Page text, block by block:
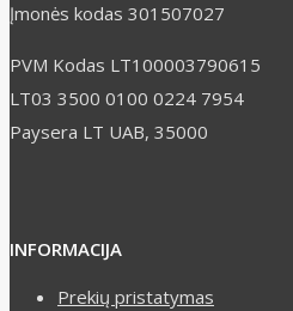
Įmonės kodas 301507027
PVM Kodas LT100003790615
LT03 3500 0100 0224 7954
Paysera LT UAB, 35000
INFORMACIJA
Prekių pristatymas